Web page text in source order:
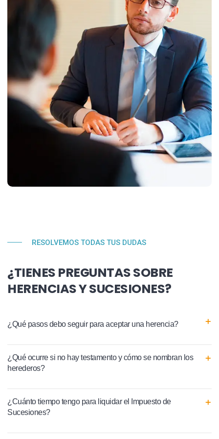
RESOLVEMOS TODAS TUS DUDAS
¿TIENES PREGUNTAS SOBRE
HERENCIAS Y SUCESIONES?
¿Qué pasos debo seguir para aceptar una herencia?
¿Qué ocurre si no hay testamento y cómo se nombran los
herederos?
¿Cuánto tiempo tengo para liquidar el Impuesto de
Sucesiones?